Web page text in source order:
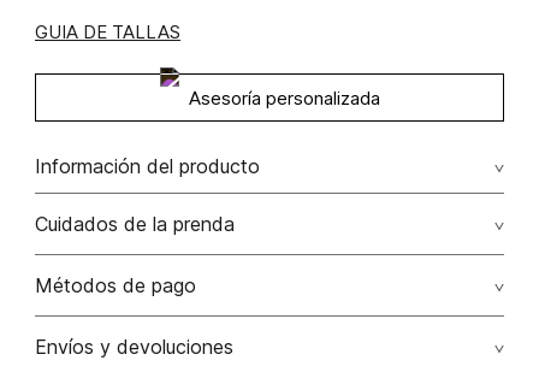
GUIA DE TALLAS
Asesoría personalizada
Información del producto
Algodón 98% elastano 2% 98.00% algodón/cotton2.00%
elastano/elastane
Cuidados de la prenda
Lavar a mano por separado / no dejar en remojo / no
Métodos de pago
Tarjetas de crédito: Visa, Dinners, Master Card y American
Envíos y devoluciones